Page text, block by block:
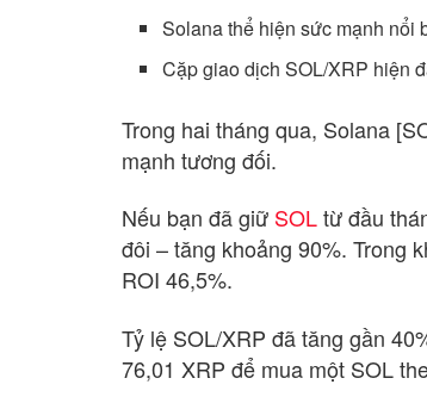
Solana thể hiện sức mạnh nổi
Cặp giao dịch SOL/XRP hiện
Trong hai tháng qua, Solana
mạnh tương đối.
Nếu bạn đã giữ SOLtừ đầu
đôi – tăng khoảng 90%. Trong
ROI 46,5%.
Tỷ lệ SOL/XRP đã tăng gần
76,01 XRP để mua một SOL